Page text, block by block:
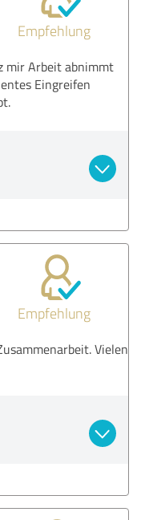
Empfehlung
mir Arbeit abnimmt
Eingreifen
Empfehlung
Vielen